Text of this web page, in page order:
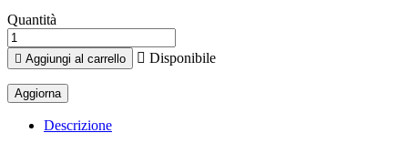
Quantità
 Aggiungi al carrello  Disponibile
Descrizione